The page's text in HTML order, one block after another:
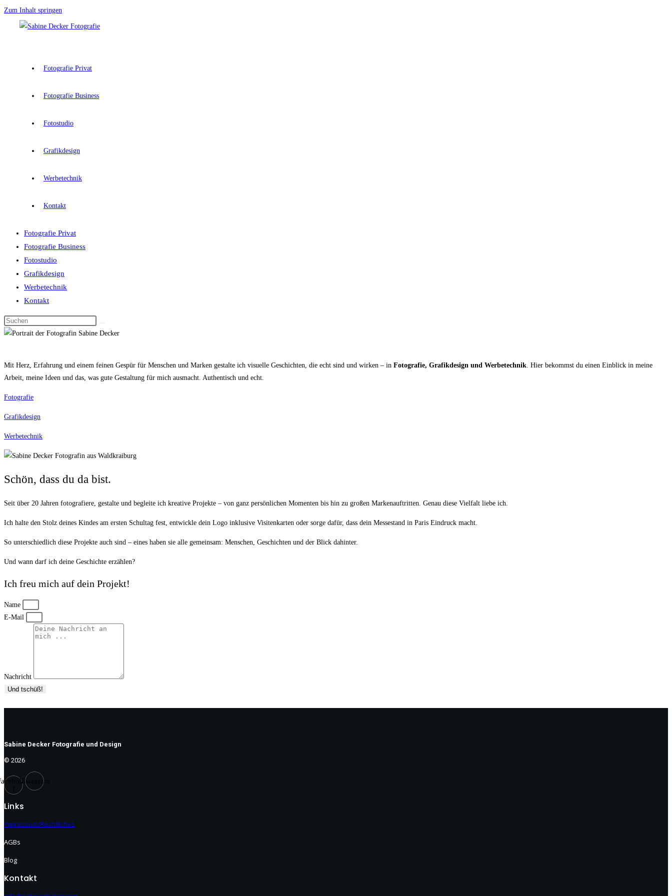
Zum Inhalt springen
Fotografie Privat
Fotografie Business
Fotostudio
Grafikdesign
Werbetechnik
Kontakt
Fotografie Privat
Fotografie Business
Fotostudio
Grafikdesign
Werbetechnik
Kontakt
Mit Herz, Erfahrung und einem feinen Gespür für Menschen und Marken gestalte ich visuelle Geschichten, die echt sind und wirken – in Fotografie, Grafikdesign und Werbetechnik. Hier bekommst du einen Einblick in meine
Arbeit, meine Ideen und das, was gute Gestaltung für mich ausmacht. Authentisch und echt.
Fotografie
Grafikdesign
Werbetechnik
Schön, dass du da bist.
Seit über 20 Jahren fotografiere, gestalte und begleite ich kreative Projekte – von ganz persönlichen Momenten bis hin zu großen Markenauftritten. Genau diese Vielfalt liebe ich.
Ich halte den Stolz deines Kindes am ersten Schultag fest, entwickle dein Logo inklusive Visitenkarten oder sorge dafür, dass dein Messestand in Paris Eindruck macht.
So unterschiedlich diese Projekte auch sind – eines haben sie alle gemeinsam: Menschen, Geschichten und der Blick dahinter.
Und wann darf ich deine Geschichte erzählen?
Ich freu mich auf dein Projekt!
Name
E-Mail
Nachricht
Und tschüß!
Sabine Decker Fotografie und Design
© 2026
Instagram
Links
Impressum/Rechtliches
AGBs
Blog
Kontakt